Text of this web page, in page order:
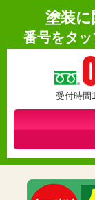
塗装
番号をタ
受付時間